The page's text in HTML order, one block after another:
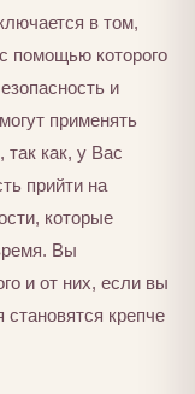
в том,
помощью которого
и
применять
как, у Вас
прийти на
которые
Вы
и от них, если вы
крепче